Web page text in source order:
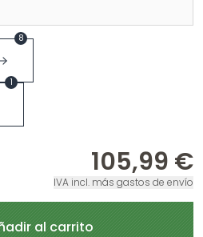
8
1
105,99 €
IVA incl. más gastos de envío
al carrito